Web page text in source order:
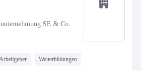
SE & Co.
Weiterbildungen